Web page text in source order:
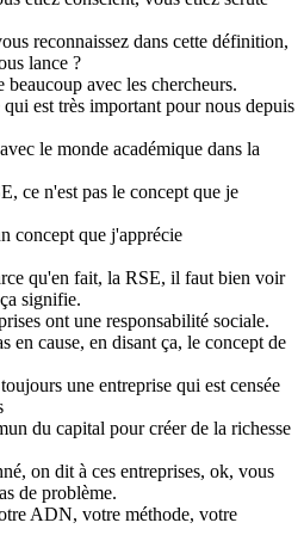
reconnaissez dans cette définition,
lance ?
avec les chercheurs.
est très important pour nous depuis
le monde académique dans la
ce n'est pas le concept que je
concept que j'apprécie
qu'en fait, la RSE, il faut bien voir
signifie.
ont une responsabilité sociale.
en cause, en disant ça, le concept de
une entreprise qui est censée
du capital pour créer de la richesse
on dit à ces entreprises, ok, vous
de problème.
ADN, votre méthode, votre